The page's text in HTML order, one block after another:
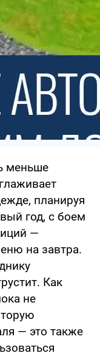
меньше
планируя
год, с боем
—
на завтра.
Как
не
— это также